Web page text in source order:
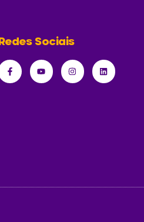
Redes Sociais